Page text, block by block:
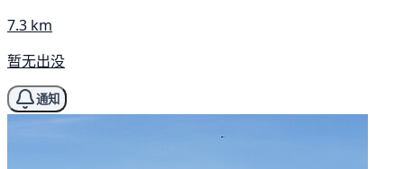
7.3 km
暂无出没
通知